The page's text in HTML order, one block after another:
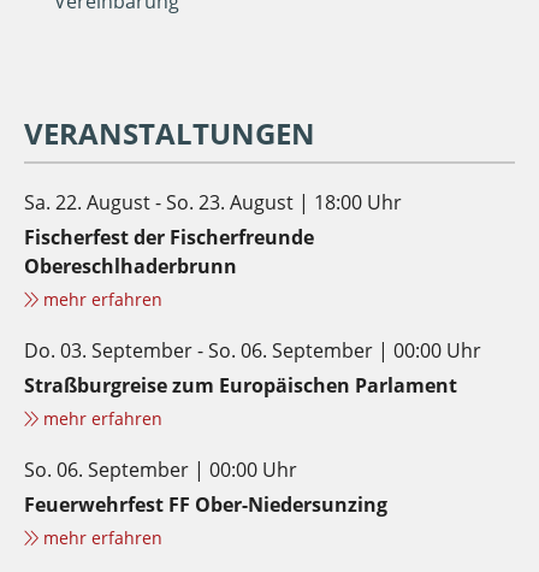
VERANSTALTUNGEN
Sa. 22. August - So. 23. August | 18:00 Uhr
Fischerfest der Fischerfreunde
Obereschlhaderbrunn
mehr erfahren
Do. 03. September - So. 06. September | 00:00 Uhr
Straßburgreise zum Europäischen Parlament
mehr erfahren
So. 06. September | 00:00 Uhr
Feuerwehrfest FF Ober-Niedersunzing
mehr erfahren